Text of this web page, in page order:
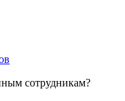
сотрудникам?